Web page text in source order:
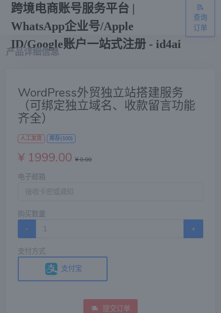
跨境电商账号服务平台 |
WhatsApp企业号/Apple
ID/Google账户一站式注册 - id4ai
查询
订单
产品详细信息
WordPress外贸独立站搭建服务
（可绑定独立域名、收款留言功能
齐全）
人工发货 库存(100)
¥ 1999.00 ¥ 0.00
电子邮箱
购买数量
-
+
支付方式
支付宝
提交订单